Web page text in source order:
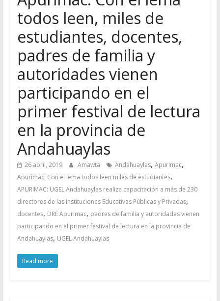
todos leen, miles de
estudiantes, docentes,
padres de familia y
autoridades vienen
participando en el
primer festival de lectura
en la provincia de
Andahuaylas
26 abril, 2019 Amawta Andahuaylas, Apurimac,
Apurímac: Con el lema todos leen miles de estudiantes,
APURIMAC: UGEL Andahuaylas realiza capacitación a más de 230
directores de las Instituciones Educativas Públicas y Privadas,
docentes, DRE Apurimac, padres de familia y autoridades vienen
participando en el primer festival de lectura en la provincia de
Andahuaylas, UGEL Andahuaylas
Read more